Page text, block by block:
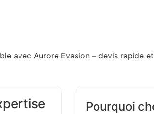
avec Aurore Evasion – devis rapide
Pourquoi